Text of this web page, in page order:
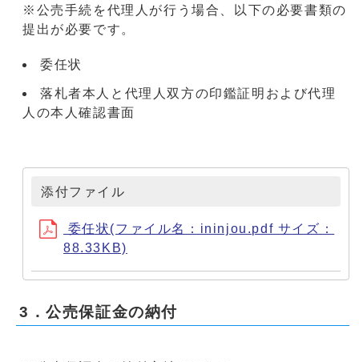
※公売手続を代理人が行う場合、以下の必要書類の
提出が必要です。
委任状
落札者本人と代理人双方の印鑑証明および代理
人の本人確認書面
添付ファイル
委任状(ファイル名：ininjou.pdf サイズ：
88.33KB)
3．公売保証金の納付